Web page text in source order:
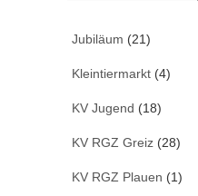
Jubiläum (21)
Kleintiermarkt (4)
KV Jugend (18)
KV RGZ Greiz (28)
KV RGZ Plauen (1)